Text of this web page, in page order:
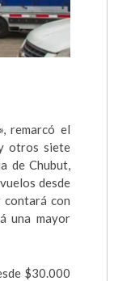
remarcó el
otros siete
de Chubut,
desde
contará con
una mayor
$30.000